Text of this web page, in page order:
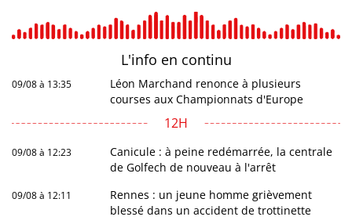
L'info en continu
09/08 à 13:35
Léon Marchand renonce à plusieurs
courses aux Championnats d'Europe
12H
09/08 à 12:23
Canicule : à peine redémarrée, la centrale
de Golfech de nouveau à l'arrêt
09/08 à 12:11
Rennes : un jeune homme grièvement
blessé dans un accident de trottinette